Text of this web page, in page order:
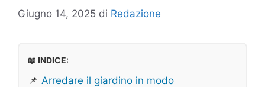
Giugno 14, 2025 di Redazione
📖 INDICE:
📌 Arredare il giardino in modo